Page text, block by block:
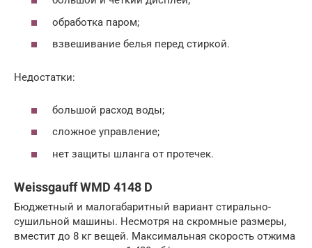
обработка паром;
взвешивание белья перед стиркой.
Недостатки:
большой расход воды;
сложное управление;
нет защиты шланга от протечек.
Weissgauff WMD 4148 D
Бюджетный и малогабаритный вариант стирально-
сушильной машины. Несмотря на скромные размеры,
вместит до 8 кг вещей. Максимальная скорость отжима